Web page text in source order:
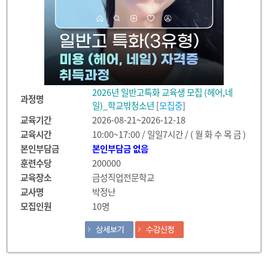
과정명
2026년 일반고특화 교육생 모집 (헤어,네
일)_학교밖청소년 [모집중]
교육기간
2026-08-21~2026-12-18
교육시간
10:00~17:00 / 일일7시간 / ( 월 화 수 목 금 )
본인부담금
본인부담금 없음
훈련수당
200000
교육장소
금성직업전문학교
교사명
박정난
모집인원
10명